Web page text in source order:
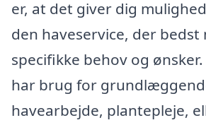
er, at det giver dig
den haveservice, der bedst
specifikke behov og
har brug for
havearbejde, plantepleje,